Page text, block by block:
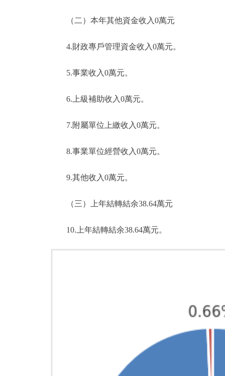
（二）本年其他資金收入0萬元
4.財政專戶管理資金收入0萬元。
5.事業收入0萬元。
6.上級補助收入0萬元。
7.附屬單位上繳收入0萬元。
8.事業單位經營收入0萬元。
9.其他收入0萬元。
（三）上年結轉結余38.64萬元
10.上年結轉結余38.64萬元。